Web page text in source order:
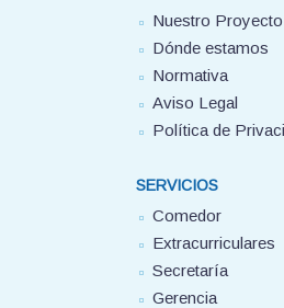
Nuestro Proyecto
Dónde estamos
Normativa
Aviso Legal
Política de
SERVICIOS
Comedor
Extracurriculares
Secretaría
Gerencia